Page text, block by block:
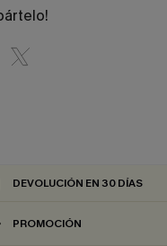
DEVOLUCIÓN EN 30 DÍAS
PROMOCIÓN